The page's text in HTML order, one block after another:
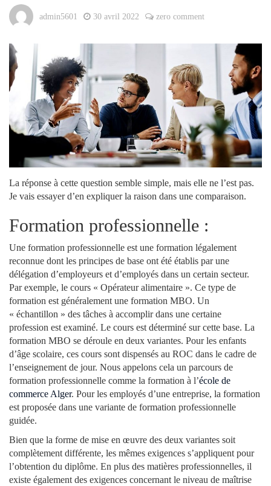
admin5601 30 avril 2022 zero comment
La réponse à cette question semble simple, mais elle ne l’est pas.
Je vais essayer d’en expliquer la raison dans une comparaison.
Formation professionnelle :
Une formation professionnelle est une formation légalement
reconnue dont les principes de base ont été établis par une
délégation d’employeurs et d’employés dans un certain secteur.
Par exemple, le cours « Opérateur alimentaire ». Ce type de
formation est généralement une formation MBO. Un
« échantillon » des tâches à accomplir dans une certaine
profession est examiné. Le cours est déterminé sur cette base. La
formation MBO se déroule en deux variantes. Pour les enfants
d’âge scolaire, ces cours sont dispensés au ROC dans le cadre de
l’enseignement de jour. Nous appelons cela un parcours de
formation professionnelle comme la formation à l’école de
commerce Alger. Pour les employés d’une entreprise, la formation
est proposée dans une variante de formation professionnelle
guidée.
Bien que la forme de mise en œuvre des deux variantes soit
complètement différente, les mêmes exigences s’appliquent pour
l’obtention du diplôme. En plus des matières professionnelles, il
existe également des exigences concernant le niveau de maîtrise